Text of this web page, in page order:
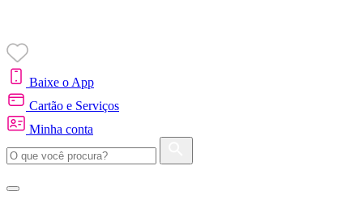
Baixe o App
Cartão e Serviços
Minha conta